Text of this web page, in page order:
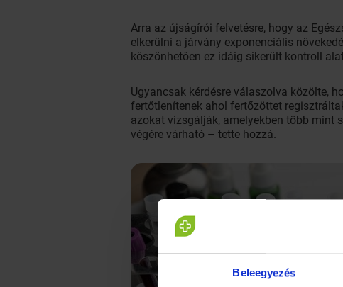
Beleegyezés
Arra az újságírói felvetésre, hogy az
elkerülni a járvány exponenciális
köszönhetően ez idáig sikerült kontroll
Ugyancsak kérdésre válaszolva közölte,
fertőtlenítenek ahol fertőzöttet
azokat vizsgálják, amelyekben több mint
végére várható – tette hozzá.